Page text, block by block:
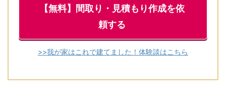
【無料】間取り・見積もり作成を依
頼する
>>我が家はこれで建てました！体験談はこちら